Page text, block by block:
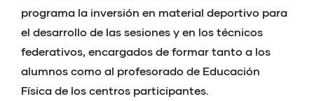
programa la inversión en material deportivo para
el desarrollo de las sesiones y en los técnicos
federativos, encargados de formar tanto a los
alumnos como al profesorado de Educación
Física de los centros participantes.